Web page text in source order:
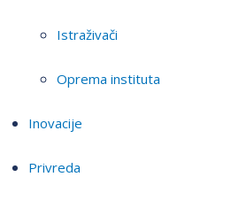
Istraživači
Oprema instituta
Inovacije
Privreda